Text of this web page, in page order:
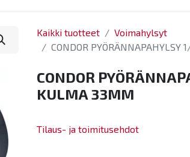
Kaikki tuotteet
Voimahylsyt
CONDOR PYÖRÄNNAPAHYLSY
CONDOR
KULMA 33MM
Tilaus- ja toimitusehdot